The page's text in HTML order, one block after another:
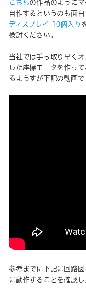
こちらの作品のように
自作するというのも面
ディスプレイ 10個入り
検討ください。
当社では手っ取り早く
した座標モニタを作っ
るようすが下記の動画で
参考までに下記に回路
に動作することを確認